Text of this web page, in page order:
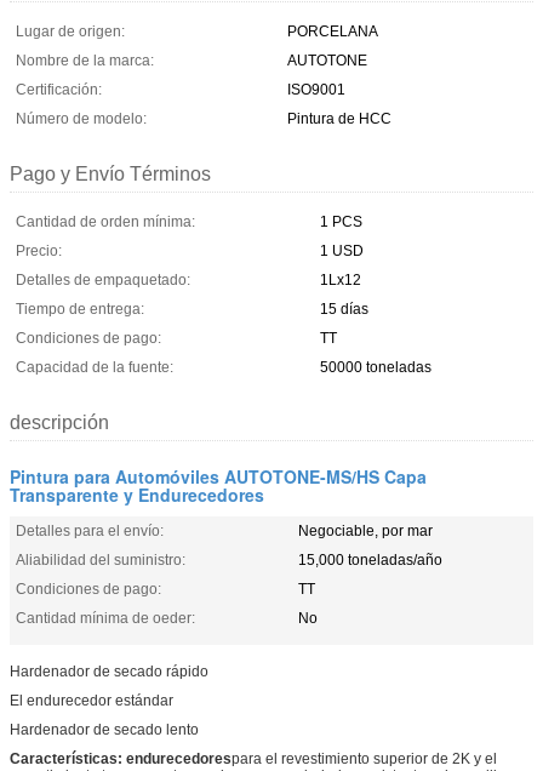
Lugar de origen:
PORCELANA
Nombre de la marca:
AUTOTONE
Certificación:
ISO9001
Número de modelo:
Pintura de HCC
Pago y Envío Términos
Cantidad de orden mínima:
1 PCS
Precio:
1 USD
Detalles de empaquetado:
1Lx12
Tiempo de entrega:
15 días
Condiciones de pago:
TT
Capacidad de la fuente:
50000 toneladas
descripción
Pintura para Automóviles AUTOTONE-MS/HS Capa
Transparente y Endurecedores
Detalles para el envío:
Negociable, por mar
Aliabilidad del suministro:
15,000 toneladas/año
Condiciones de pago:
TT
Cantidad mínima de oeder:
No
Hardenador de secado rápido
El endurecedor estándar
Hardenador de secado lento
Características: endurecedorespara el revestimiento superior de 2K y el